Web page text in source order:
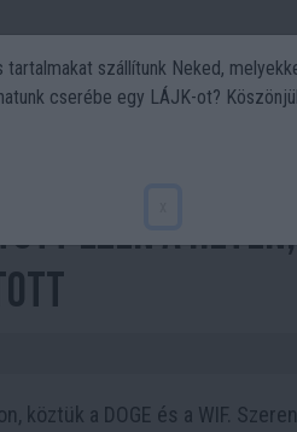
ezen a
köztük a DOGE és a WIF.
tartalmakat szállítunk Neked,
cserébe egy LÁJK-ot?